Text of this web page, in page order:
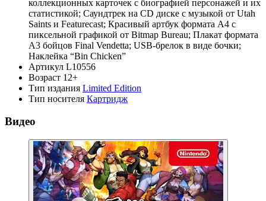
коллекционных карточек с биографией персонажей и их
статистикой; Саундтрек на CD диске с музыкой от Utah
Saints и Featurecast; Красивый артбук формата А4 с
пиксельной графикой от Bitmap Bureau; Плакат формата
А3 бойцов Final Vendetta; USB-брелок в виде бочки;
Наклейка “Bin Chicken”
Артикул L10556
Возраст 12+
Тип издания Limited Edition
Тип носителя Картридж
Видео